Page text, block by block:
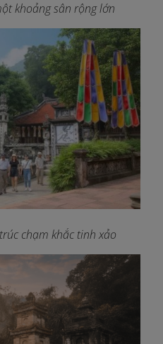
khoảng sân rộng lớn
chạm khắc tinh xảo